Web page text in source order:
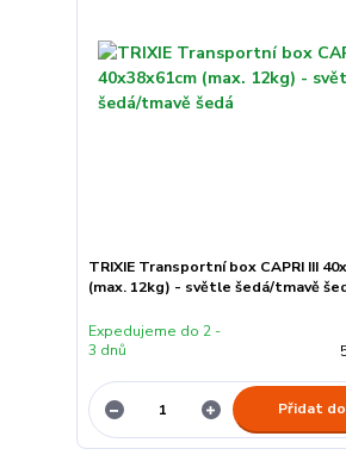
TRIXIE Transportní box CAPRI III
(max. 12kg) - světle šedá/tmavě
Expedujeme do 2 -
3 dnů
Přidat